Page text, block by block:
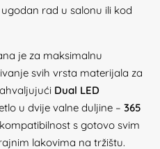
rad u salonu ili kod
je za maksimalnu
svih vrsta materijala za
Dual LED
u dvije valne duljine – 365
s gotovo svim
lakovima na tržištu.